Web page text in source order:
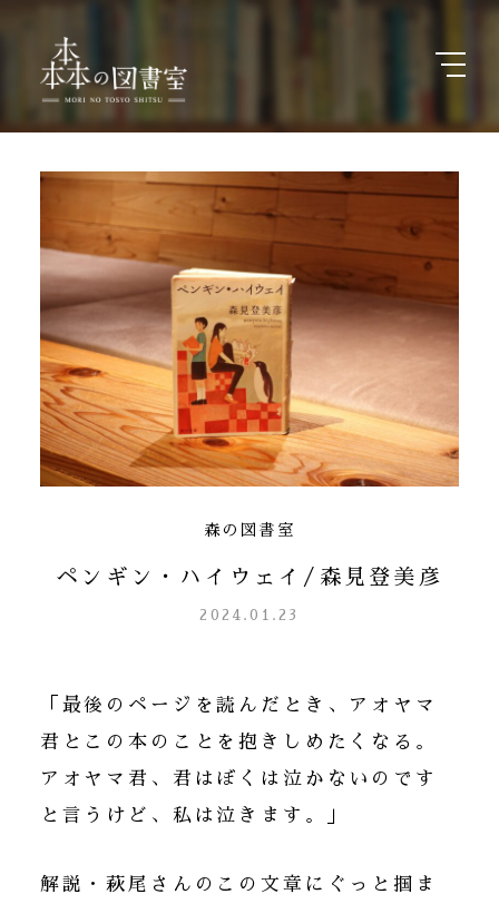
森の図書室
ペンギン・ハイウェイ/森見登美彦
2024.01.23
「最後のページを読んだとき、アオヤマ
君とこの本のことを抱きしめたくなる。
アオヤマ君、君はぼくは泣かないのです
と言うけど、私は泣きます。」
解説・萩尾さんのこの文章にぐっと掴ま